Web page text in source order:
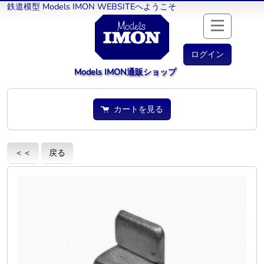
鉄道模型 Models IMON WEBSITEへようこそ
ログイン
Models IMON通販ショップ
カートを見る
＜＜ 戻る